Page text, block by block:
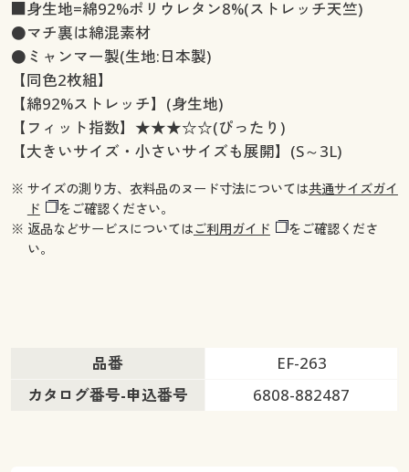
■身生地=綿92%ポリウレタン8%(ストレッチ天竺)
●マチ裏は綿混素材
●ミャンマー製(生地:日本製)
【同色2枚組】
【綿92%ストレッチ】(身生地)
【フィット指数】★★★☆☆(ぴったり)
【大きいサイズ・小さいサイズも展開】(S～3L)
※ サイズの測り方、衣料品のヌード寸法については共通サイズガイ
ド
をご確認ください。
※ 返品などサービスについてはご利用ガイド
をご確認くださ
い。
品番
EF-263
カタログ番号-申込番号
6808-882487